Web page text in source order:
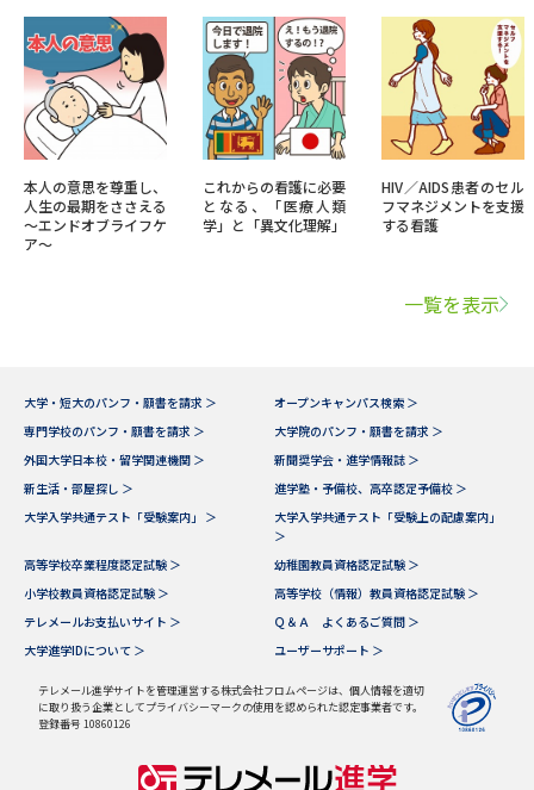
本人の意思を尊重し、
人生の最期をささえる
～エンドオブライフケ
ア～
これからの看護に必要
となる、「医療人類
学」と「異文化理解」
HIV／AIDS患者のセル
フマネジメントを支援
する看護
一覧を表示
大学・短大のパンフ・願書を請求 ＞
オープンキャンパス検索 ＞
専門学校のパンフ・願書を請求 ＞
大学院のパンフ・願書を請求 ＞
外国大学日本校・留学関連機関 ＞
新聞奨学会・進学情報誌 ＞
新生活・部屋探し ＞
進学塾・予備校、高卒認定予備校 ＞
大学入学共通テスト「受験案内」 ＞
大学入学共通テスト「受験上の配慮案内」
＞
高等学校卒業程度認定試験 ＞
幼稚園教員資格認定試験 ＞
小学校教員資格認定試験 ＞
高等学校（情報）教員資格認定試験 ＞
テレメールお支払いサイト ＞
Ｑ＆Ａ よくあるご質問 ＞
大学進学IDについて ＞
ユーザーサポート ＞
テレメール進学サイトを管理運営する株式会社フロムページは、個人情報を適切
に取り扱う企業としてプライバシーマークの使用を認められた認定事業者です。
登録番号 10860126